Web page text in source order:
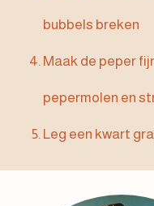
bubbels breken
Maak de peper
pepermolen en
Leg een kwart